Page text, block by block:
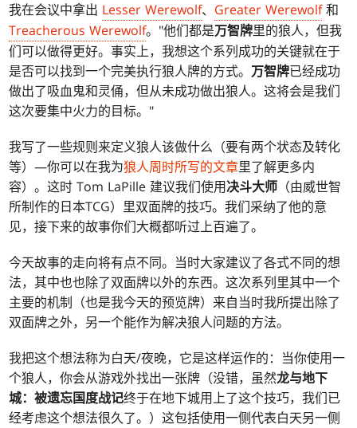
我在会议中拿出 Lesser Werewolf、 Greater Werewolf和
Treacherous Werewolf。"他们都是万智牌里的狼人，但我
们可以做得更好。事实上，我想这个系列成功的关键就在于
是否可以找到一个完美执行狼人牌的方式。 万智牌已经成功
做出了吸血鬼和灵俑，但从未成功做出狼人。这将会是我们
这次要集中火力的目标。"
我写了一些规则来定义狼人该做什么（要有两个状态及转化
等）—你可以在我为狼人周时所写的文章里了解更多内
容）。这时 Tom LaPille 建议我们使用决斗大师 （由威世智
所制作的日本TCG）里双面牌的技巧。我们采纳了他的意
见，接下来的故事你们大概都听过上百遍了。
今天故事的走向将有点不同。当时大家建议了各式不同的想
法，其中也也除了双面牌以外的东西。这次系列里其中一个
主要的机制（也是我今天的预览牌）来自当时我所提出除了
双面牌之外，另一个能作为解决狼人问题的方法。
我把这个想法称为白天/夜晚，它是这样运作的：当你使用一
个狼人，你会从游戏外找出一张牌（没错，虽然龙与地下
城：被遗忘国度战记终于在地下城用上了这个技巧，我们已
经考虑这个想法很久了。）这包括使用一侧代表白天另一侧